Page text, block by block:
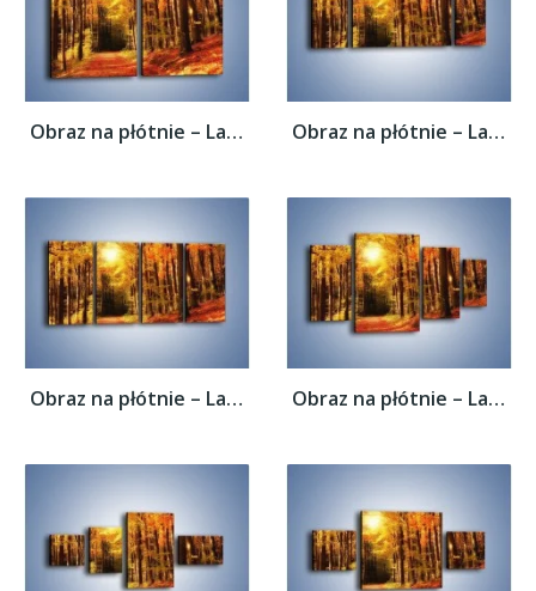
Obraz na płótnie – Lasem w stronę słońca –... Obraz na płótnie – Lasem w stronę słońca –...
Obraz na płótnie – Lasem w stronę słońca –... Obraz na płótnie – Lasem w stronę słońca –...